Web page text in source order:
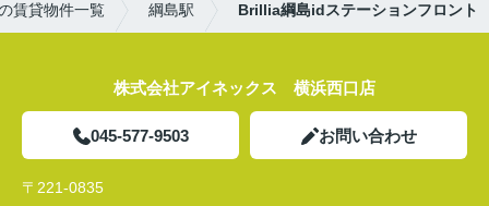
賃貸物件一覧 綱島駅 Brillia綱島idステーションフロント
株式会社アイネックス 横浜西口店
045-577-9503 お問い合わせ
〒221-0835